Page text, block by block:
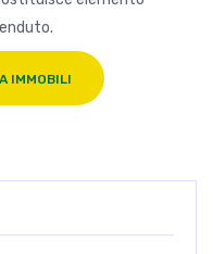
IMMOBILI